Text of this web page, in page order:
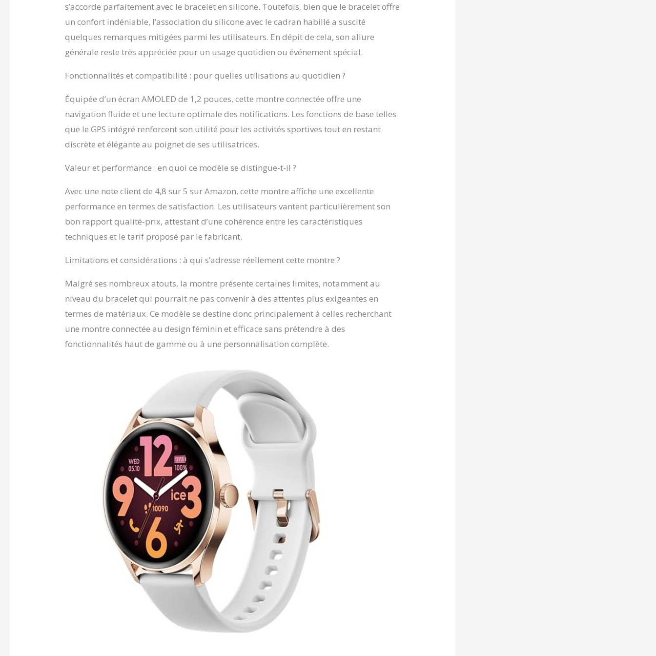
essentielles. RÉSISTANT À L'EAU : Cette montre,
résistante à l'eau certifiée IP68. Elle résiste aux
éclaboussures ainsi qu'à une immersion d'1,5 mètres
minutes. Cependant, elle n'est pas adaptées pour les
DE 3 À 5 JOURS : Cette montre équipée d'une batterie
pouvoir profiter de la montre pour une durée moyenne
permet d'afficher l'heure même lorsque la montre est
en veille. DÉCOUVREZ LA GAMME ICE-WATCH : La
large et diversifiée, ce qui vous permettra de toujours
vous ou vos proches. Tous nos produits sont livrés
s’accorde parfaitement avec le bracelet en silicone. Toutefois, bien que le bracelet offre
un confort indéniable, l’association du silicone avec le cadran habillé a suscité
quelques remarques mitigées parmi les utilisateurs. En dépit de cela, son allure
générale reste très appréciée pour un usage quotidien ou événement spécial.
Fonctionnalités et compatibilité : pour quelles utilisations au quotidien ?
Équipée d’un écran AMOLED de 1,2 pouces, cette montre connectée offre une
navigation fluide et une lecture optimale des notifications. Les fonctions de base telles
que le GPS intégré renforcent son utilité pour les activités sportives tout en restant
discrète et élégante au poignet de ses utilisatrices.
Valeur et performance : en quoi ce modèle se distingue-t-il ?
Avec une note client de 4,8 sur 5 sur Amazon, cette montre affiche une excellente
performance en termes de satisfaction. Les utilisateurs vantent particulièrement son
bon rapport qualité-prix, attestant d’une cohérence entre les caractéristiques
techniques et le tarif proposé par le fabricant.
Limitations et considérations : à qui s’adresse réellement cette montre ?
Malgré ses nombreux atouts, la montre présente certaines limites, notamment au
niveau du bracelet qui pourrait ne pas convenir à des attentes plus exigeantes en
termes de matériaux. Ce modèle se destine donc principalement à celles recherchant
une montre connectée au design féminin et efficace sans prétendre à des
fonctionnalités haut de gamme ou à une personnalisation complète.